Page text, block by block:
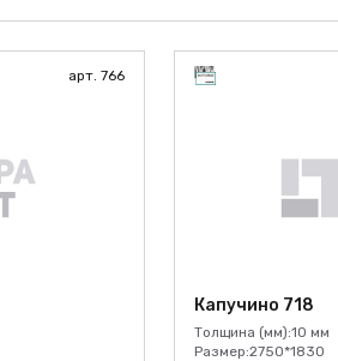
арт. 766
Капучино 718
Толщина (мм):10 мм
Размер:2750*1830